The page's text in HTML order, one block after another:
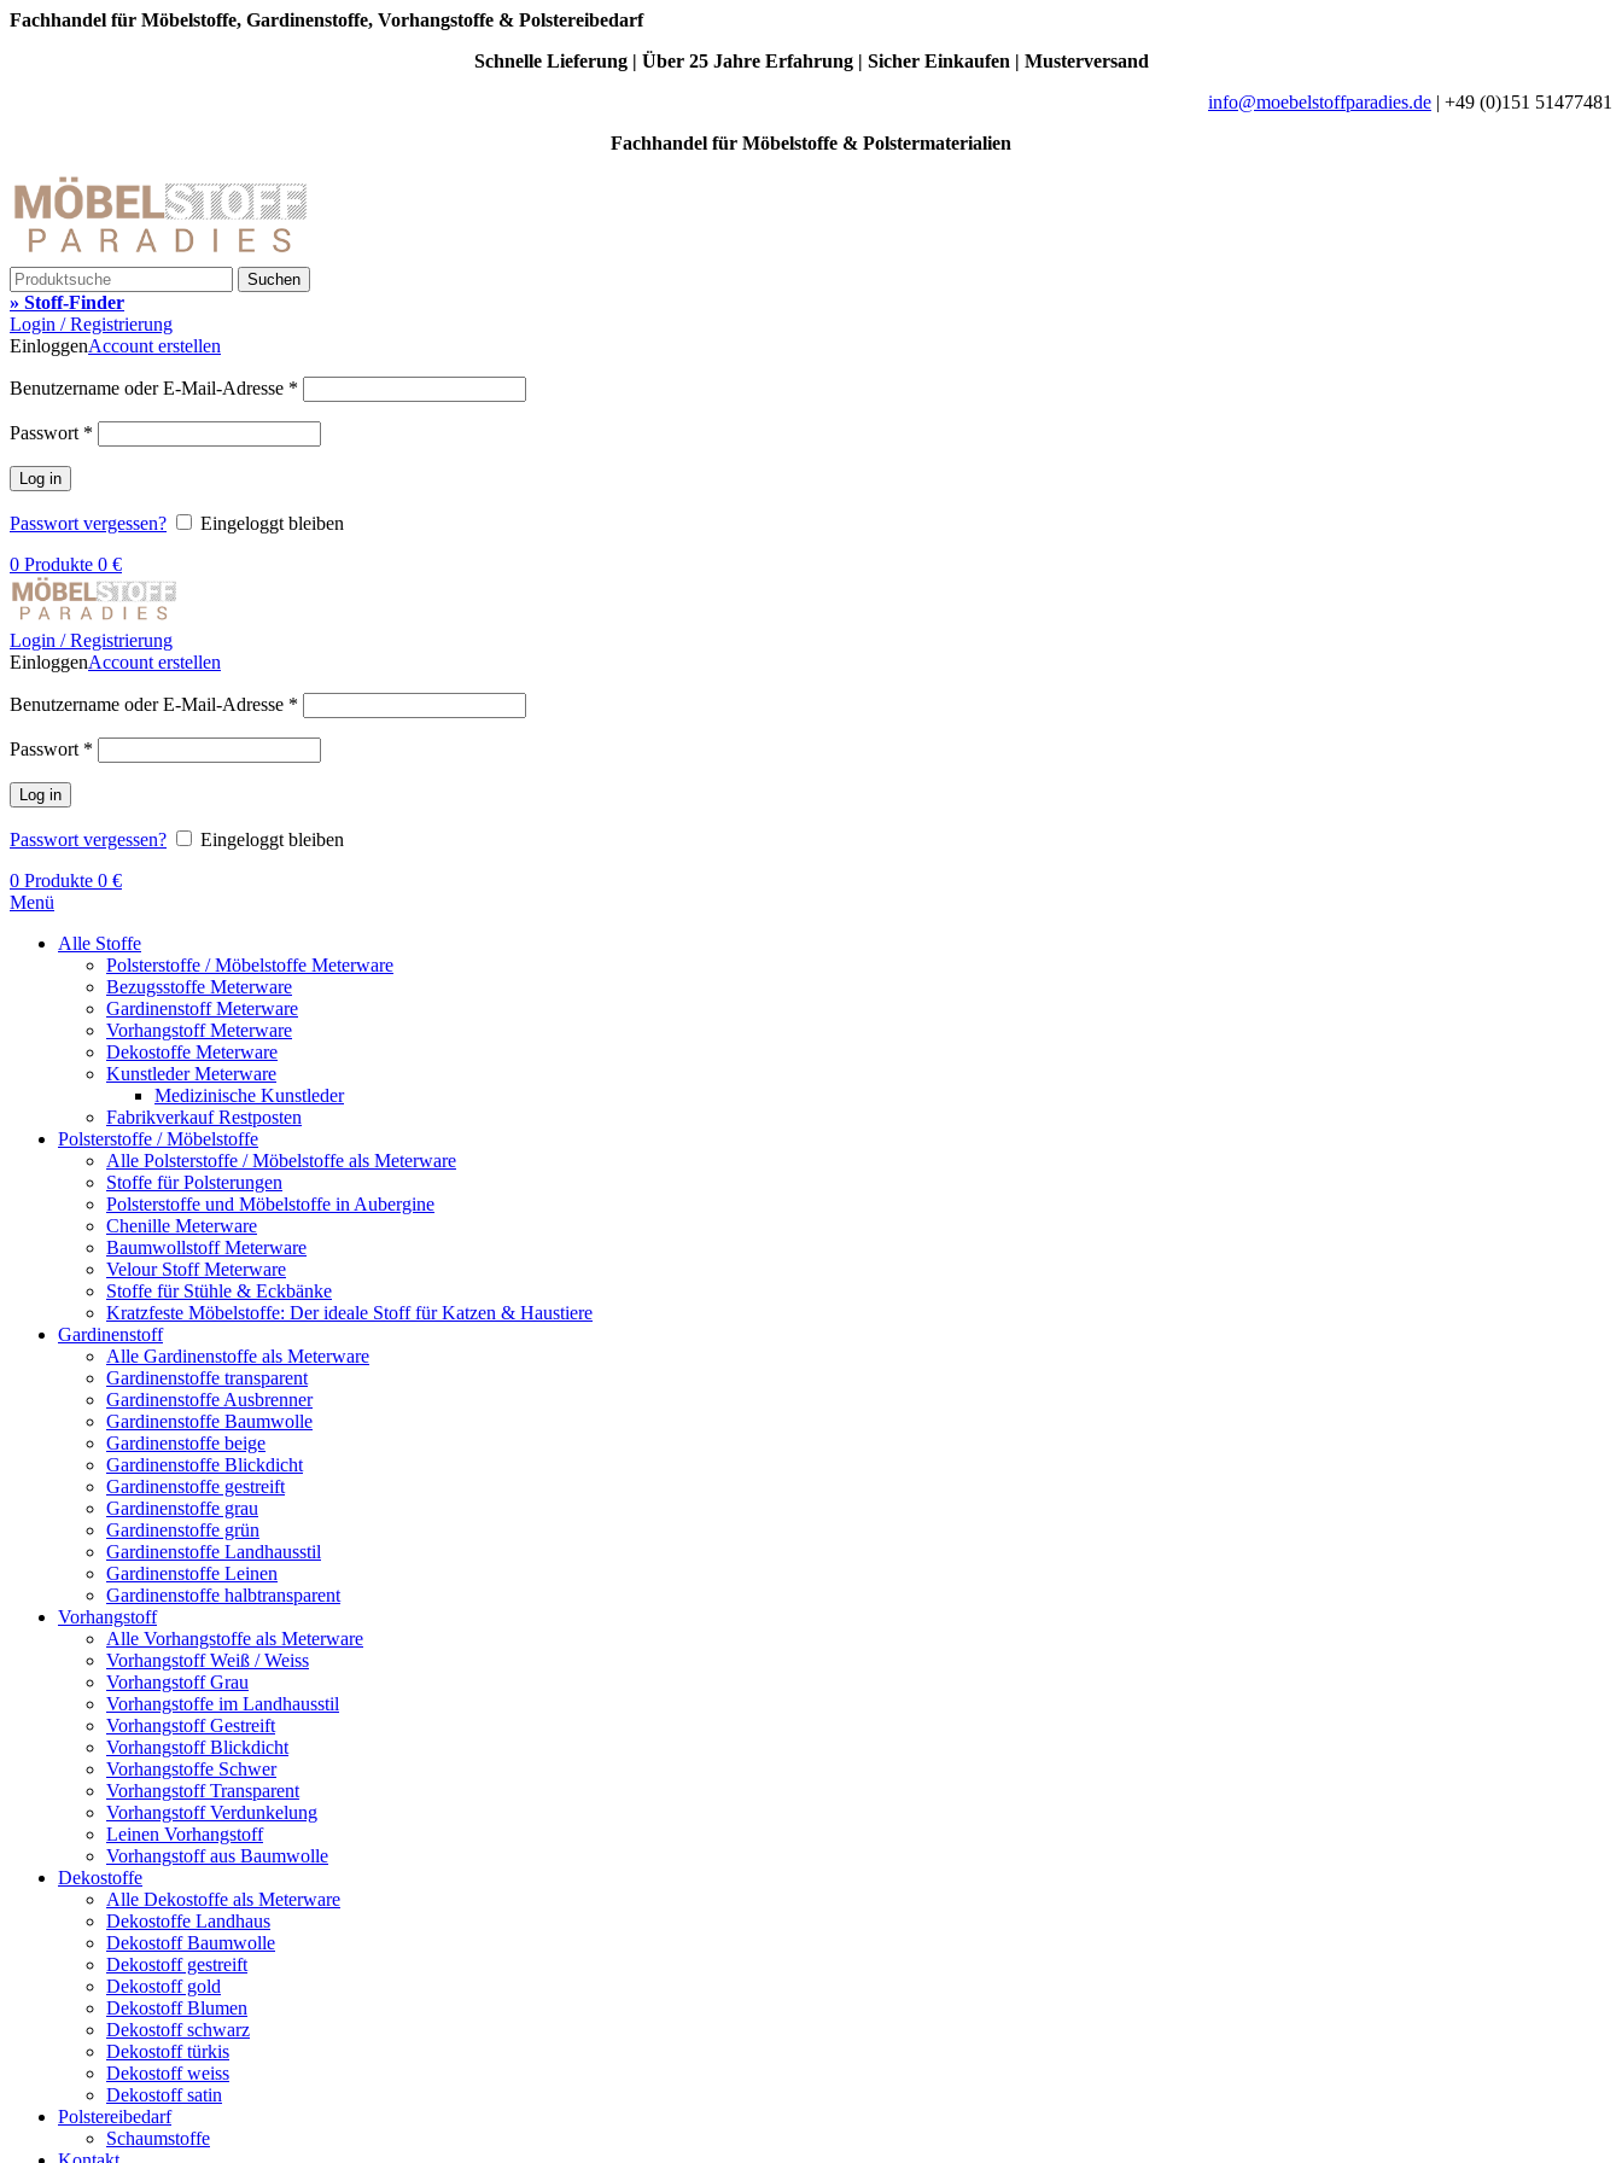
Fachhandel für Möbelstoffe, Gardinenstoffe, Vorhangstoffe & Polstereibedarf
Schnelle Lieferung | Über 25 Jahre Erfahrung | Sicher Einkaufen | Musterversand
info@moebelstoffparadies.de | +49 (0)151 51477481
Fachhandel für Möbelstoffe & Polstermaterialien
Suchen
» Stoff-Finder
Login / Registrierung
EinloggenAccount erstellen
Benutzername oder E-Mail-Adresse *
Passwort *
Log in
Passwort vergessen?
Eingeloggt bleiben
0 Produkte 0 €
Login / Registrierung
EinloggenAccount erstellen
Benutzername oder E-Mail-Adresse *
Passwort *
Log in
Passwort vergessen?
Eingeloggt bleiben
0 Produkte 0 €
Menü
Alle Stoffe
Polsterstoffe / Möbelstoffe Meterware
Bezugsstoffe Meterware
Gardinenstoff Meterware
Vorhangstoff Meterware
Dekostoffe Meterware
Kunstleder Meterware
Medizinische Kunstleder
Fabrikverkauf Restposten
Polsterstoffe / Möbelstoffe
Alle Polsterstoffe / Möbelstoffe als Meterware
Stoffe für Polsterungen
Polsterstoffe und Möbelstoffe in Aubergine
Chenille Meterware
Baumwollstoff Meterware
Velour Stoff Meterware
Stoffe für Stühle & Eckbänke
Kratzfeste Möbelstoffe: Der ideale Stoff für Katzen & Haustiere
Gardinenstoff
Alle Gardinenstoffe als Meterware
Gardinenstoffe transparent
Gardinenstoffe Ausbrenner
Gardinenstoffe Baumwolle
Gardinenstoffe beige
Gardinenstoffe Blickdicht
Gardinenstoffe gestreift
Gardinenstoffe grau
Gardinenstoffe grün
Gardinenstoffe Landhausstil
Gardinenstoffe Leinen
Gardinenstoffe halbtransparent
Vorhangstoff
Alle Vorhangstoffe als Meterware
Vorhangstoff Weiß / Weiss
Vorhangstoff Grau
Vorhangstoffe im Landhausstil
Vorhangstoff Gestreift
Vorhangstoff Blickdicht
Vorhangstoffe Schwer
Vorhangstoff Transparent
Vorhangstoff Verdunkelung
Leinen Vorhangstoff
Vorhangstoff aus Baumwolle
Dekostoffe
Alle Dekostoffe als Meterware
Dekostoffe Landhaus
Dekostoff Baumwolle
Dekostoff gestreift
Dekostoff gold
Dekostoff Blumen
Dekostoff schwarz
Dekostoff türkis
Dekostoff weiss
Dekostoff satin
Polstereibedarf
Schaumstoffe